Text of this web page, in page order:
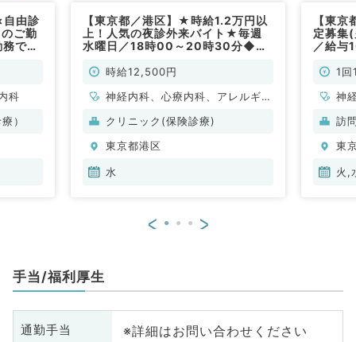
自由診
ご勤
で時
科
）
【東京都／港区】★時給1.2万円以
上！人気の夜診外来バイト★毎週
水曜日／18時00～20時30分◆駅
をお願いします（内科系・皮膚科・
時給12,500円
神経内科、心療内科、アレルギー
科、皮膚科、一般内科、循環器内
分泌・代謝内科、腎臓内科、老年
内科、膠原病科
クリニック(保険診療)
東京都港区
水
【東
定募
／給与
1
神
形
小
循
訪
東
火,
< >
手当/福利厚生
通勤手当 ※詳細はお問い合わせください